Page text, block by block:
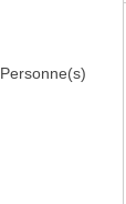
Personne(s)